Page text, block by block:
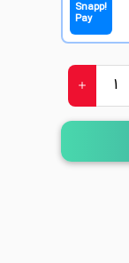
Snapp!
Pay